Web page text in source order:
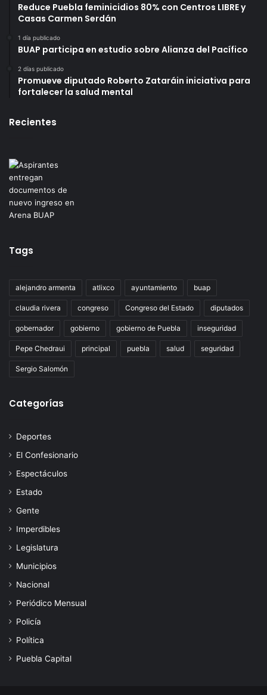
Reduce Puebla feminicidios 80% con Centros LIBRE y
Casas Carmen Serdán
1 día publicado
BUAP participa en estudio sobre Alianza del Pacífico
2 días publicado
Promueve diputado Roberto Zataráin iniciativa para
fortalecer la salud mental
Recientes
Tags
alejandro armenta atlixco ayuntamiento buap
claudia rivera congreso Congreso del Estado diputados
gobernador gobierno gobierno de Puebla inseguridad
Pepe Chedraui principal puebla salud seguridad
Sergio Salomón
Categorías
Deportes
El Confesionario
Espectáculos
Estado
Gente
Imperdibles
Legislatura
Municipios
Nacional
Periódico Mensual
Policía
Política
Puebla Capital